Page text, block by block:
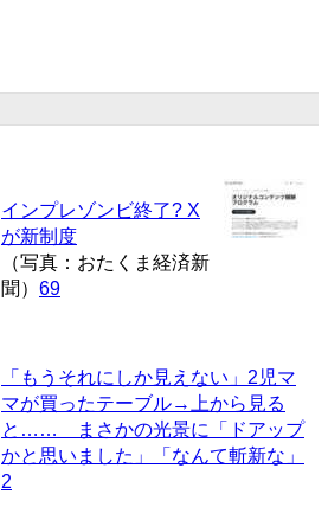
インプレゾンビ終了? X
が新制度
（写真：おたくま経済新
聞） 69
「もうそれにしか見えない」2児マ
マが買ったテーブル→上から見る
と…… まさかの光景に「ドアップ
かと思いました」「なんて斬新な」
2